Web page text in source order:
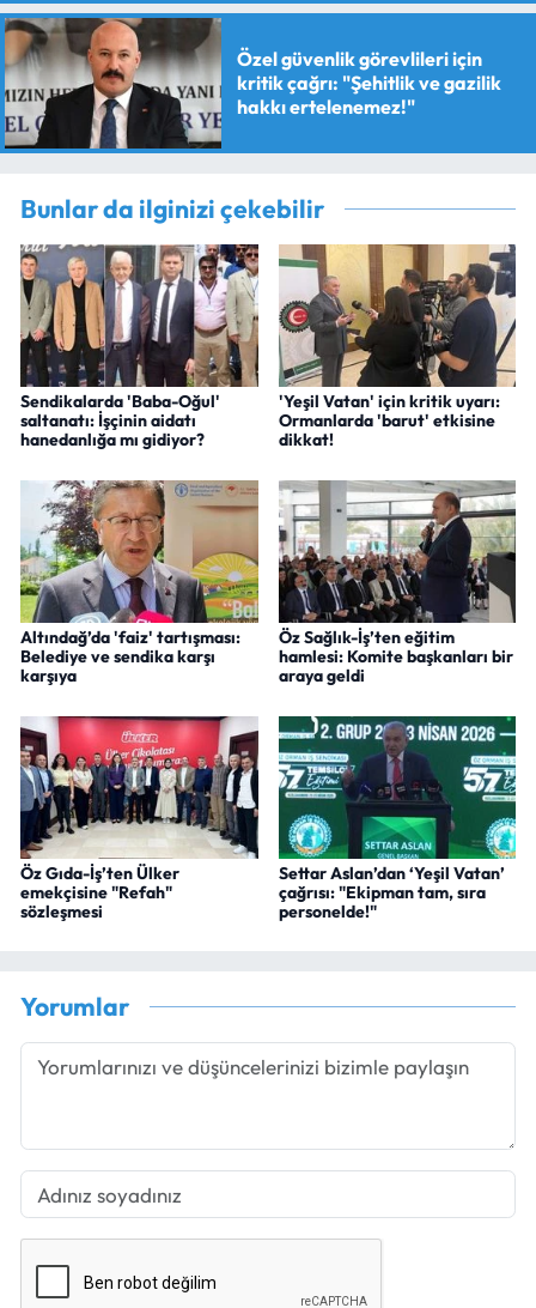
verildi
Özel güvenlik görevlileri için
kritik çağrı: "Şehitlik ve gazilik
hakkı ertelenemez!"
Bunlar da ilginizi çekebilir
Sendikalarda 'Baba-Oğul'
saltanatı: İşçinin aidatı
hanedanlığa mı gidiyor?
'Yeşil Vatan' için kritik uyarı:
Ormanlarda 'barut' etkisine
dikkat!
Altındağ’da 'faiz' tartışması:
Belediye ve sendika karşı
karşıya
Öz Sağlık-İş’ten eğitim
hamlesi: Komite başkanları bir
araya geldi
Öz Gıda-İş’ten Ülker
emekçisine "Refah"
sözleşmesi
Settar Aslan’dan ‘Yeşil Vatan’
çağrısı: "Ekipman tam, sıra
personelde!"
Yorumlar